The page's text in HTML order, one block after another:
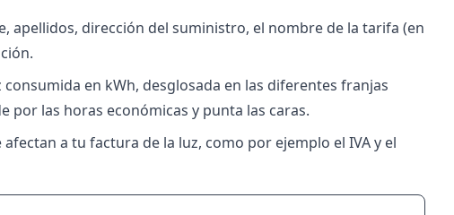
apellidos, dirección del suministro, el nombre de la tarifa (en
en kWh, desglosada en las diferentes franjas
por las horas económicas y punta las caras.
a tu factura de la luz, como por ejemplo el IVA y el